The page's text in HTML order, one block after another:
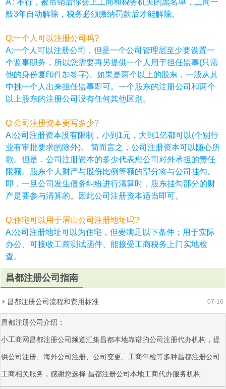
般3年自动解除，税务必须缴纳罚款后才能解除。
Q:一个人可以注册公司吗?
A:一个人可以注册公司，但是一个公司管理层至少要设置一
个监事职务，所以您需要再另提供一个人用于担任监事(只需
他的身份复印件加签字)。如果是两个以上的股东，一般从其
中挑一个人出来担任监事即可。一个股东的注册公司和两个
以上股东的注册公司没有任何其他区别。
Q:公司注册资本要写多少?
A:公司注册资本没有限制，小到1元，大到1亿都可以(个别行
业有审批要求的除外)。 简而言之，公司注册资本可以随心所
欲。但是，公司注册资本的多少代表您公司对外承担的责任
限额。股东个人财产与股份比例等额的部分将与公司挂勾。
即，一旦公司发生债务纠纷进行清算时，股东挂勾部分的财
产是要参与清算的。因此公司注册资本适当即可。
Q:住宅可以用于眉山公司注册地址吗?
A:公司注册地址可以为住宅，但要满足以下条件：用于实际
办公、可接收工商测试函件、能接受工商税务上门实地检
查。
昌都注册公司指南
07-16
昌都注册公司流程和费用标准
昌都注册公司介绍：
小工商网昌都注册公司频道汇集昌都本地靠谱的公司注册代办机构，提
供公司注册、海外公司注册、公司变更、工商年检等多种昌都注册公司
工商相关服务，感谢您选择 昌都注册公司本地工商代办服务机构